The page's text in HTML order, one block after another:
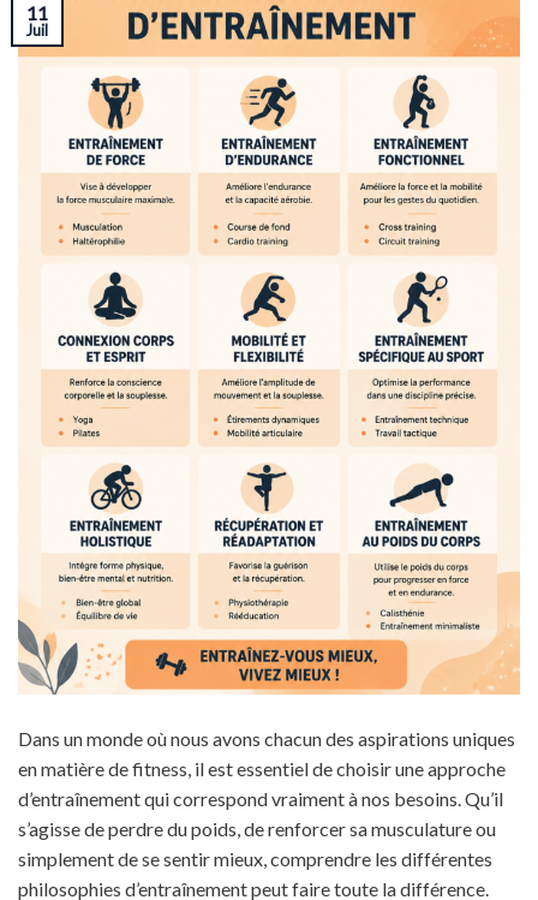
11
Juil
Dans un monde où nous avons chacun des aspirations uniques
en matière de fitness, il est essentiel de choisir une approche
d’entraînement qui correspond vraiment à nos besoins. Qu’il
s’agisse de perdre du poids, de renforcer sa musculature ou
simplement de se sentir mieux, comprendre les différentes
philosophies d’entraînement peut faire toute la différence.